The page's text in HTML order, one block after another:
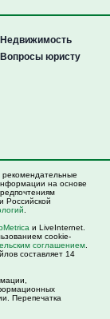
Недвижимость
Вопросы юристу
на основе
Российской
и LiveInternet.
cookie-
соглашением
составляет 14
Перепечатка